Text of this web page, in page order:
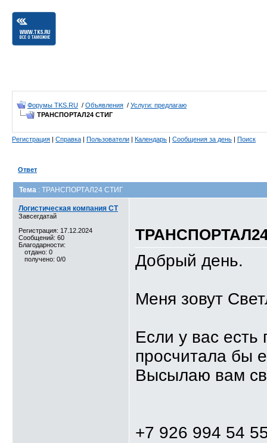
Форумы TKS.RU / Объявления / Услуги: предлагаю
ТРАНСПОРТАЛ24 СТИГ
Регистрация | Справка | Пользователи | Календарь | Сообщения за день | Поиск
Ответ
Тема : ТРАНСПОРТАЛ24 СТИГ
Логистическая компания CT
Завсегдатай
Регистрация: 17.12.2024
Сообщений: 60
Благодарности:
отдано: 0
получено: 0/0
Добрый день.
Меня зовут
Если у вас есть
просчитала бы
Высылаю вам
+7 926 994 54